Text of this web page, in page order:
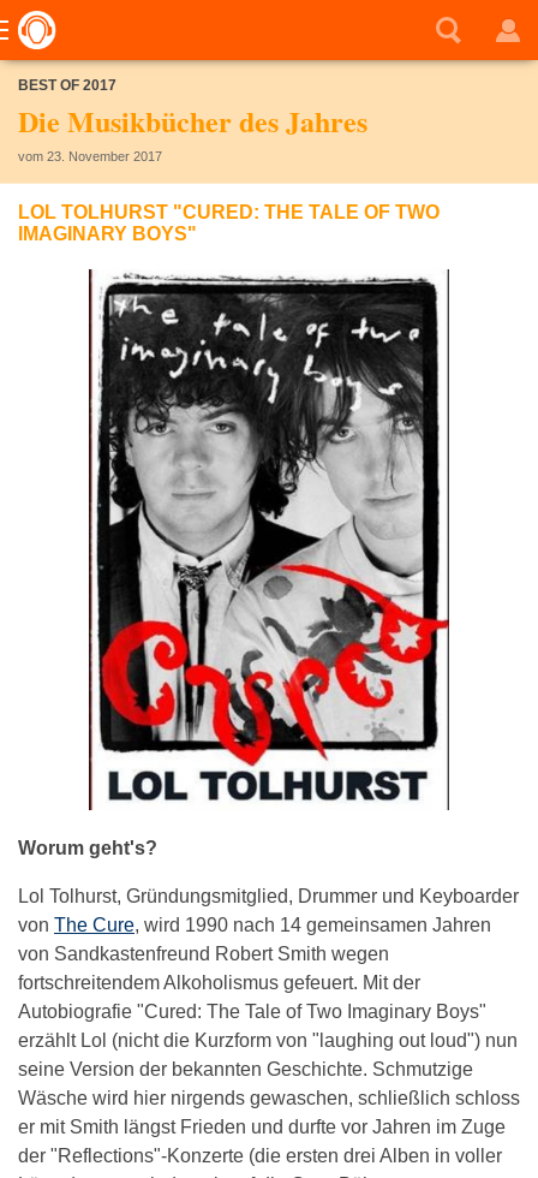
BEST OF 2017
Die Musikbücher des Jahres
vom 23. November 2017
LOL TOLHURST "CURED: THE TALE OF TWO
IMAGINARY BOYS"
Worum geht's?
Lol Tolhurst, Gründungsmitglied, Drummer und Keyboarder
von The Cure, wird 1990 nach 14 gemeinsamen Jahren
von Sandkastenfreund Robert Smith wegen
fortschreitendem Alkoholismus gefeuert. Mit der
Autobiografie "Cured: The Tale of Two Imaginary Boys"
erzählt Lol (nicht die Kurzform von "laughing out loud") nun
seine Version der bekannten Geschichte. Schmutzige
Wäsche wird hier nirgends gewaschen, schließlich schloss
er mit Smith längst Frieden und durfte vor Jahren im Zuge
der "Reflections"-Konzerte (die ersten drei Alben in voller